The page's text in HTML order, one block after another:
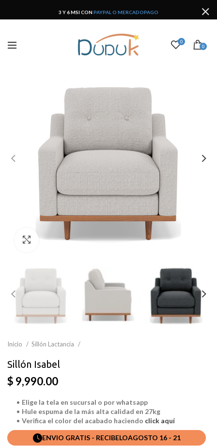
3 Y 6 MSI CON PAYPAL O MERCADOPAGO
0
0
Clic para ampliar
Inicio Sillón Lactancia
Sillón Isabel
$ 9,990.00
Elige la tela en sucursal o por whatsapp
Hule espuma de la más alta calidad en 27kg
Verifica el color del acabado haciendo click aquí
ENVIO GRATIS - RECIBELOAGOSTO 16 - 21